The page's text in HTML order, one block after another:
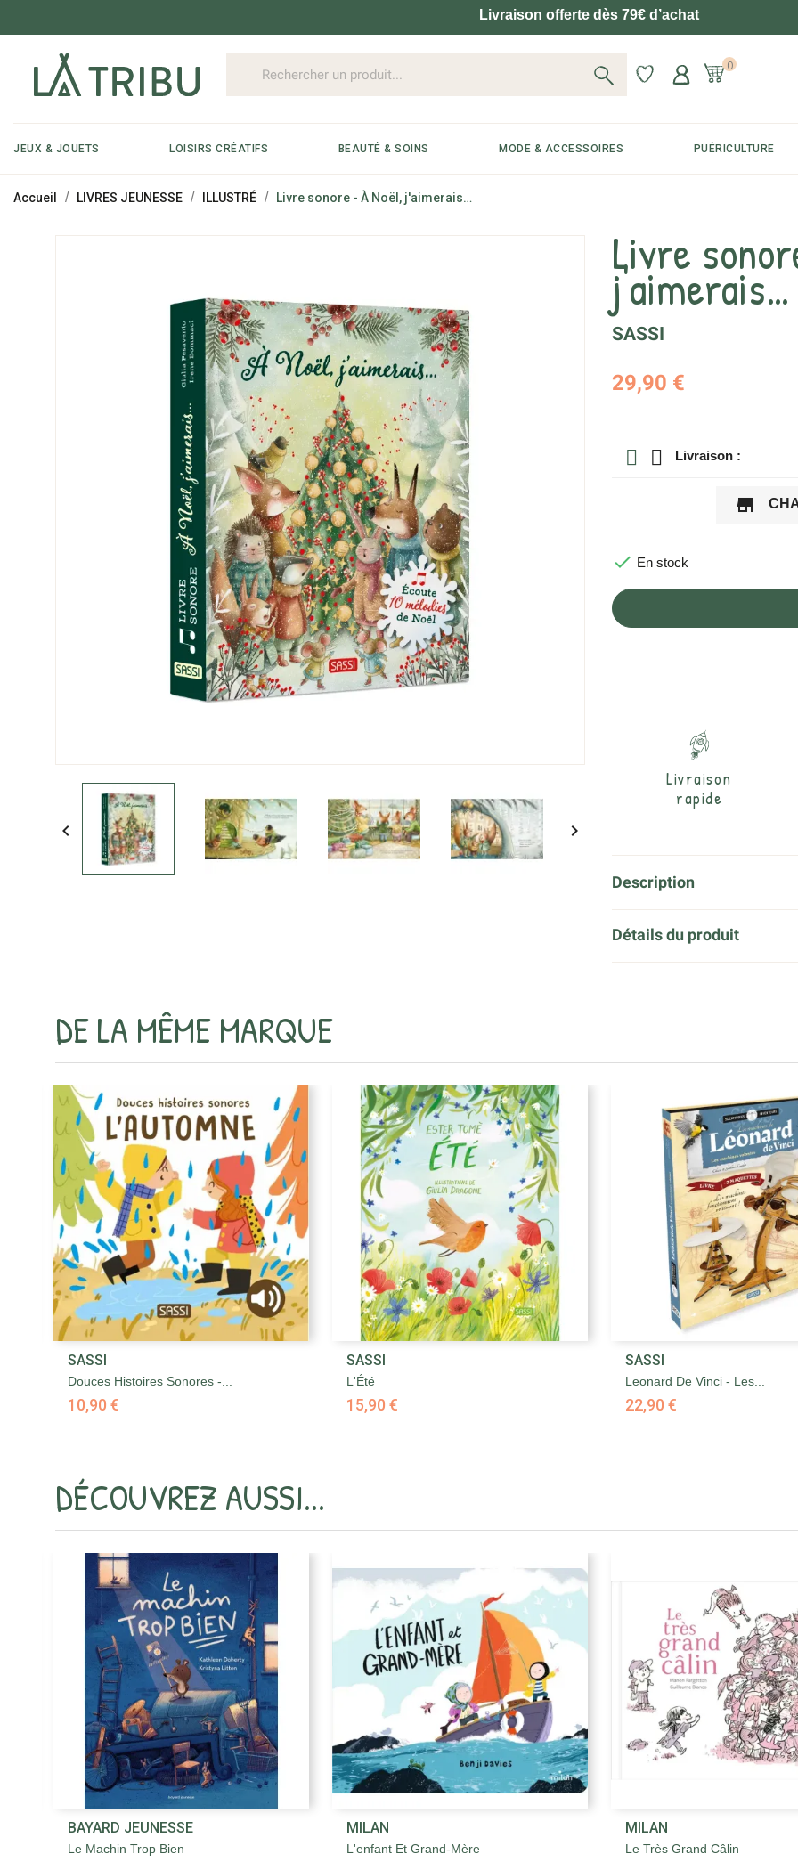
Livraison offerte dès 79€ d’achat
0
JEUX & JOUETS LOISIRS CRÉATIFS BEAUTÉ & SOINS MODE & ACCESSOIRES PUÉRICULTURE
Accueil LIVRES JEUNESSE ILLUSTRÉ Livre sonore - À Noël, j'aimerais…
 
Livre
j'aimerais…
SASSI
29,90 €
Livraison :
store
 En stock
Livraison
rapide
Description
Détails du produit
DE LA MÊME MARQUE
SASSI
Douces Histoires Sonores -...
10,90 €
SASSI
L'Été
15,90 €
SASSI
Leonard De Vinci - Les...
22,90 €
DÉCOUVREZ AUSSI...
Aperçu rapide
BAYARD JEUNESSE
Le Machin Trop Bien
MILAN
L'enfant Et Grand-Mère
MILAN
Le Très Grand Câlin